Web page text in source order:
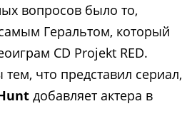
вопросов было то,
Геральтом, который
CD Projekt RED.
что представил сериал,
добавляет актера в